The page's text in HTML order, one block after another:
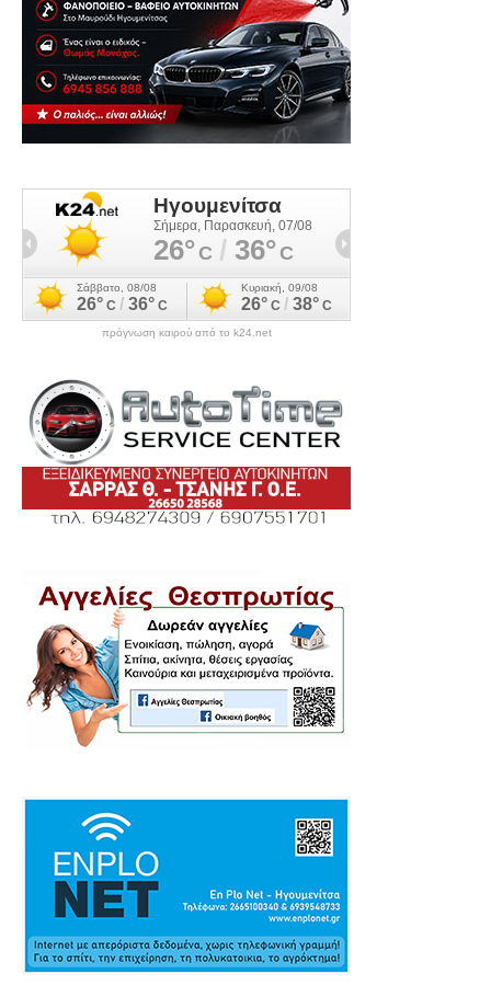
πρόγνωση καιρού από το k24.net